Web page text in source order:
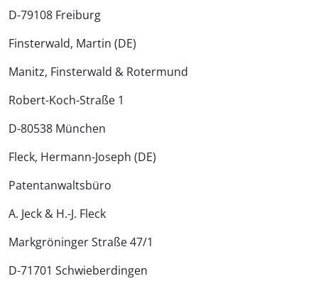
D-79108 Freiburg
Finsterwald, Martin (DE)
Manitz, Finsterwald & Rotermund
Robert-Koch-Straße 1
D-80538 München
Fleck, Hermann-Joseph (DE)
Patentanwaltsbüro
A. Jeck & H.-J. Fleck
Markgröninger Straße 47/1
D-71701 Schwieberdingen